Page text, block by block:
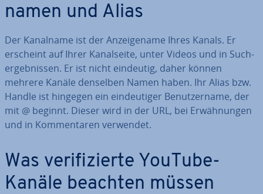
na­men und Alias
Der Kanalname ist der An­zei­ge­na­me Ihres Kanals. Er
erscheint auf Ihrer Ka­nal­sei­te, unter Videos und in Such­
ergeb­nis­sen. Er ist nicht eindeutig, daher können
mehrere Kanäle denselben Namen haben. Ihr Alias bzw.
Handle ist hingegen ein ein­deu­ti­ger Be­nut­zer­na­me, der
mit @ beginnt. Dieser wird in der URL, bei Er­wäh­nun­gen
und in Kom­men­ta­ren verwendet.
Was ve­ri­fi­zier­te YouTube-
Kanäle beachten müssen